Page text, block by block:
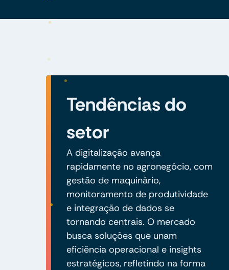
Tendências do
setor
A digitalização avança
rapidamente no agronegócio, com
gestão de maquinário,
monitoramento de produtividade
e integração de dados se
tornando centrais. O mercado
busca soluções que unam
eficiência operacional e insights
estratégicos, refletindo na forma